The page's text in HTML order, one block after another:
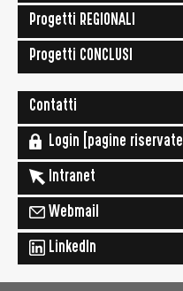
Progetti REGIONALI
Progetti CONCLUSI
Contatti
Login [pagine riservate]
Intranet
Webmail
LinkedIn